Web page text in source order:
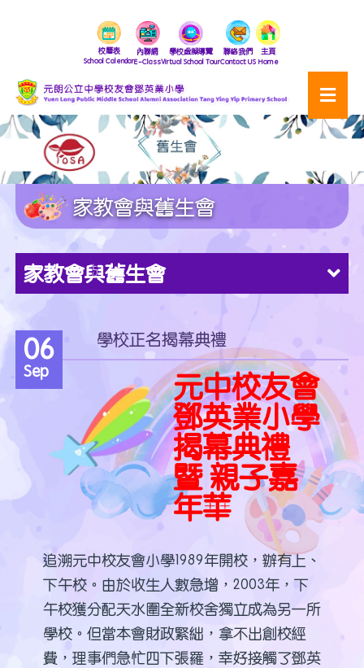
校曆表
School Calendar
內聯網
E-Class
學校虛擬導覽
Virtual School Tour
聯絡我們
Contact US
主頁
Home
家教會與舊生會
家教會與舊生會
06
Sep
學校正名揭幕典禮
元中校友會
鄧英業小學
揭幕典禮
暨 親子嘉
年華
追溯元中校友會小學1989年開校，辦有上、
下午校。由於收生人數急增，2003年，下
午校獲分配天水圍全新校舍獨立成為另一所
學校。但當本會財政緊絀，拿不出創校經
費，理事們急忙四下張羅，幸好接觸了鄧英